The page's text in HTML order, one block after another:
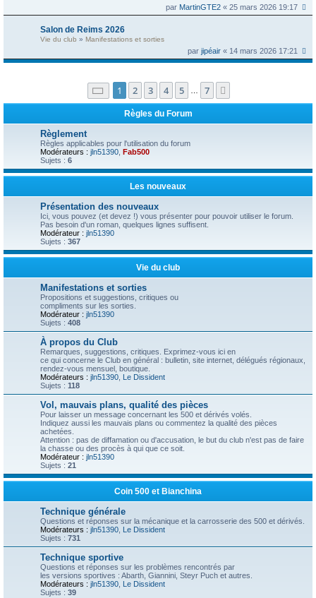
par MartinGTE2 « 25 mars 2026 19:17
Salon de Reims 2026
Vie du club » Manifestations et sorties
parjipéair « 14 mars 2026 17:21
Page 1sur7
1 2 3 4 5 7
Règles du Forum
Règlement
Règles applicables pour l'utilisation du forum
Modérateurs : jln51390 Fab500
Sujets : 6
Les nouveaux
Présentation des nouveaux
Ici, vous pouvez (et devez !) vous présenter pour pouvoir utiliser le forum.
Pas besoin d'un roman, quelques lignes suffisent.
Modérateur : jln51390
Sujets : 367
Vie du club
Manifestations et sorties
Propositions et suggestions, critiques ou
compliments sur les sorties.
Modérateur : jln51390
Sujets : 408
À propos du Club
Remarques, suggestions, critiques. Exprimez-vous ici en
ce qui concerne le Club en général : bulletin, site internet, délégués régionaux,
rendez-vous mensuel, boutique.
Modérateurs : jln51390 Le Dissident
Sujets : 118
Vol, mauvais plans, qualité des pièces
Pour laisser un message concernant les 500 et dérivés volés.
Indiquez aussi les mauvais plans ou commentez la qualité des pièces
achetées.
Attention : pas de diffamation ou d'accusation, le but du club n'est pas de faire
la chasse ou des procès à qui que ce soit.
Modérateur : jln51390
Sujets : 21
Coin 500 et Bianchina
Technique générale
Questions et réponses sur la mécanique et la carrosserie des 500 et dérivés.
Modérateurs : jln51390 Le Dissident
Sujets : 731
Technique sportive
Questions et réponses sur les problèmes rencontrés par
les versions sportives : Abarth, Giannini, Steyr Puch et autres.
Modérateurs : jln51390 Le Dissident
Sujets : 39